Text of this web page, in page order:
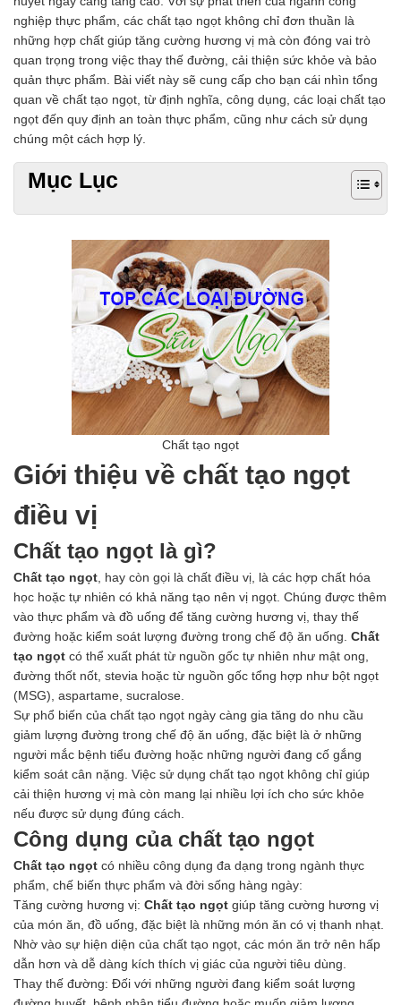
Chất phụ gia tạo cấu trúc
Chất phụ gia bảo quản
Chất phụ gia nem giò chả
Chất phụ gia bún mì phở
Chất phụ gia bánh kẹo kem
Chất phụ gia nước giải khát
Chất phụ gia xúc xích
Chất phụ gia rau củ quả
Chất phụ gia thạch rau câu
Chất phụ gia đậu hũ
Tẩy rửa công nghiệp
Tẩy rửa sinh hoạt
Tẩy rửa ô tô xe máy
Tẩy cáu cặn đường ống
HÓA CHẤT THỦY SẢN
Hóa chất xử lý nước
Men đường ruột
Men vi sinh EM gốc
Bổ sung khoáng chất
Phòng và trị bệnh
Bổ sung dinh dưỡng tăng trọng
Hấp thụ khí độc Yucca
HÓA CHẤT XỬ LÝ NƯỚC
Xử lý nước hồ bơi
Xử lý nước sinh hoạt
Xử lý nước thải
Xử lý nước giếng khoan
Xử lý nước khác
DUNG MÔI CÔNG NGHIỆP
Pha sơn nước
Pha sơn epoxy
Pha sơn dầu
Pha sơn tĩnh điện
Dung môi khác
HƯƠNG LIỆU TINH DẦU
HÓA CHẤT CÔNG NGHIỆP
Axit
Hóa chất khác
Kiềm
Muối
Kim loại màu
Oxit kim loại
HÓA CHẤT THÍ NGHIỆM
Hóa chất thí nghiệm
Thiết bị phòng thí nghiệm
HÓA CHẤT NÔNG NGHIỆP
Nguyên liệu phân bón
nghiệp thực phẩm, các chất tạo ngọt không chỉ đơn thuần là
những hợp chất giúp tăng cường hương vị mà còn đóng vai trò
quan trọng trong việc thay thế đường, cải thiện sức khỏe và bảo
quản thực phẩm. Bài viết này sẽ cung cấp cho bạn cái nhìn tổng
quan về chất tạo ngọt, từ định nghĩa, công dụng, các loại chất tạo
ngọt đến quy định an toàn thực phẩm, cũng như cách sử dụng
chúng một cách hợp lý.
Mục Lục
Chất tạo ngọt
Giới thiệu về chất tạo ngọt
điều vị
Chất tạo ngọt là gì?
Chất tạo ngọt , hay còn gọi là chất điều vị, là các hợp chất hóa
học hoặc tự nhiên có khả năng tạo nên vị ngọt. Chúng được thêm
vào thực phẩm và đồ uống để tăng cường hương vị, thay thế
đường hoặc kiểm soát lượng đường trong chế độ ăn uống. Chất
tạo ngọt có thể xuất phát từ nguồn gốc tự nhiên như mật ong,
đường thốt nốt, stevia hoặc từ nguồn gốc tổng hợp như bột ngọt
(MSG), aspartame, sucralose.
Sự phổ biến của chất tạo ngọt ngày càng gia tăng do nhu cầu
giảm lượng đường trong chế độ ăn uống, đặc biệt là ở những
người mắc bệnh tiểu đường hoặc những người đang cố gắng
kiểm soát cân nặng. Việc sử dụng chất tạo ngọt không chỉ giúp
cải thiện hương vị mà còn mang lại nhiều lợi ích cho sức khỏe
nếu được sử dụng đúng cách.
Công dụng của chất tạo ngọt
Chất tạo ngọt có nhiều công dụng đa dạng trong ngành thực
phẩm, chế biến thực phẩm và đời sống hàng ngày:
Tăng cường hương vị: Chất tạo ngọt giúp tăng cường hương vị
của món ăn, đồ uống, đặc biệt là những món ăn có vị thanh nhạt.
Nhờ vào sự hiện diện của chất tạo ngọt, các món ăn trở nên hấp
dẫn hơn và dễ dàng kích thích vị giác của người tiêu dùng.
Thay thế đường: Đối với những người đang kiểm soát lượng